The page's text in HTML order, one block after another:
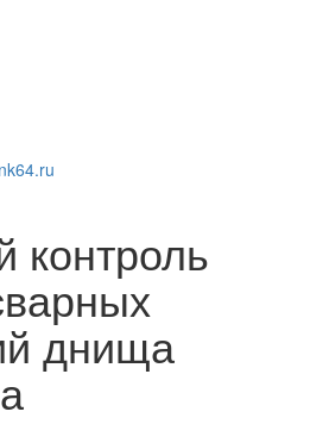
контроль
днища